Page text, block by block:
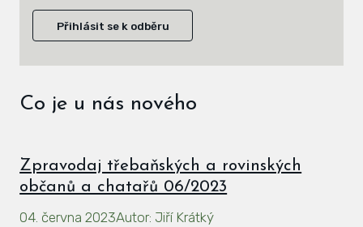
Přihlásit se k odběru
Co je u nás nového
Zpravodaj třebaňských a rovinských
občanů a chatařů 06/2023
04. června 2023Autor: Jiří Krátký